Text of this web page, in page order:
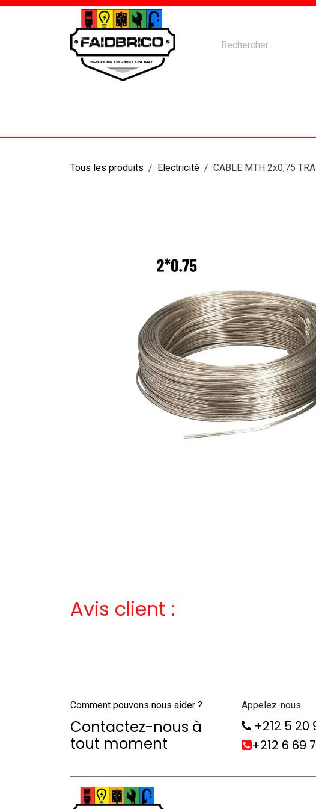
Se rendre au contenu
Tous les produits Electricité CABLE MTH 2x0,75
Avis client :
Comment pouvons nous aider ?
Contactez-nous à
tout moment
Appelez-nous
+212 5 20
+212 6 69